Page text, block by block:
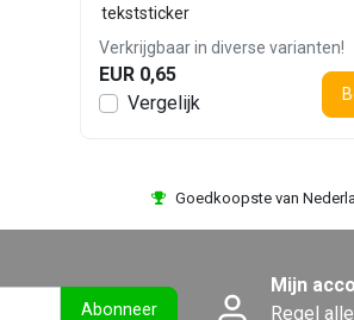
tekststicker
Verkrijgbaar in diverse varianten!
EUR 0,65
Vergelijk
Goedkoopste van
Abonneer
Mijn
Regel